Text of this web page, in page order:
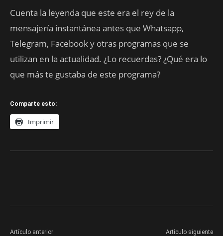
Cuenta la leyenda que este era el rey de la
mensajería instantánea antes que Whatsapp,
Telegram, Facebook y otras programas que se
utilizan en la actualidad. ¿Lo recuerdas? ¿Qué era lo
que más te gustaba de este programa?
Comparte esto:
Imprimir
Artículo anterior Artículo siguiente